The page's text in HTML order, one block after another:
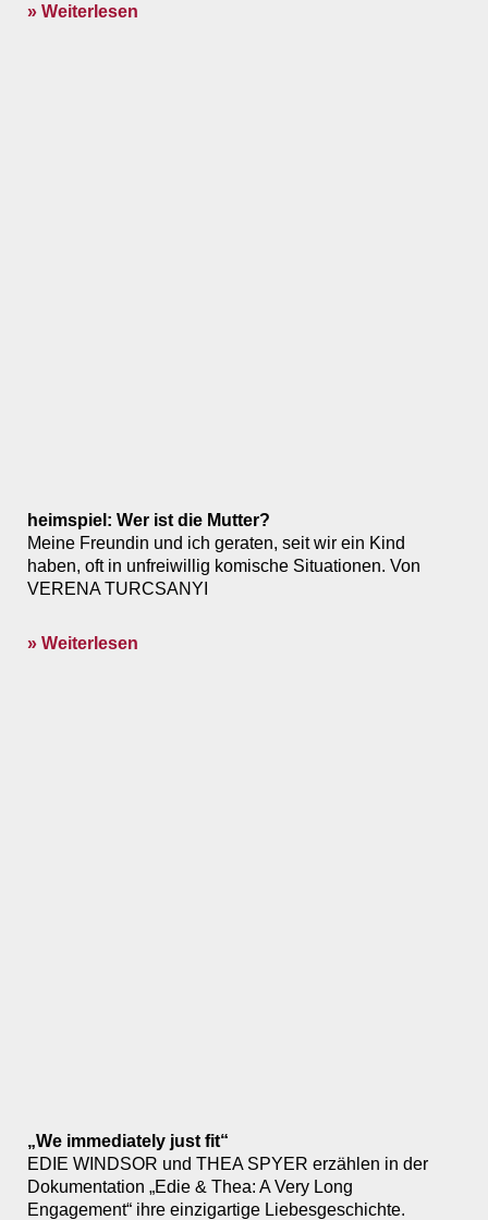
» Weiterlesen
heimspiel: Wer ist die Mutter?
Meine Freundin und ich geraten, seit wir ein Kind
haben, oft in unfreiwillig komische Situationen. Von
VERENA TURCSANYI
» Weiterlesen
„We immediately just fit“
EDIE WINDSOR und THEA SPYER erzählen in der
Dokumentation „Edie & Thea: A Very Long
Engagement“ ihre einzigartige Liebesgeschichte.